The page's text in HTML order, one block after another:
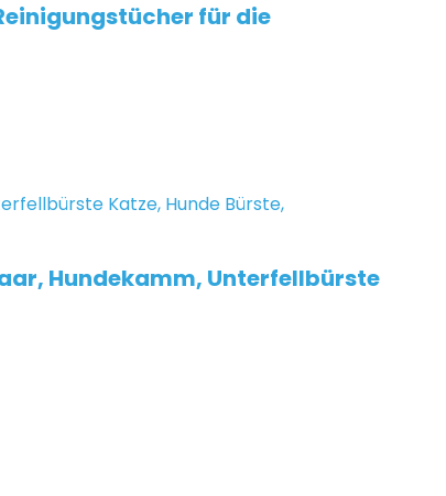
für die
Hundekamm, Unterfellbürste